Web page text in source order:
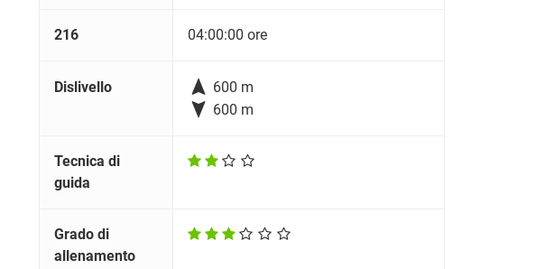
216 04:00:00 ore
Dislivello  600 m
 600 m
Tecnica di
guida
Grado di
allenamento